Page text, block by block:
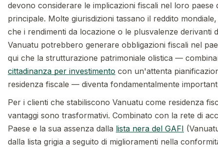
devono considerare le implicazioni fiscali nel loro paese
principale. Molte giurisdizioni tassano il reddito
che i rendimenti da locazione o le plusvalenze derivanti
Vanuatu potrebbero generare obbligazioni fiscali nel
qui che la strutturazione patrimoniale olistica —
cittadinanza per investimento con un'attenta
residenza fiscale — diventa fondamentalmente
Per i clienti che stabiliscono Vanuatu come residenza
vantaggi sono trasformativi. Combinato con la rete di
Paese e la sua assenza dalla lista nera del GAFI
dalla lista grigia a seguito di miglioramenti nella